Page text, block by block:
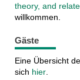
theory, and
willkommen.
Gäste
Eine Übersicht
sich hier.